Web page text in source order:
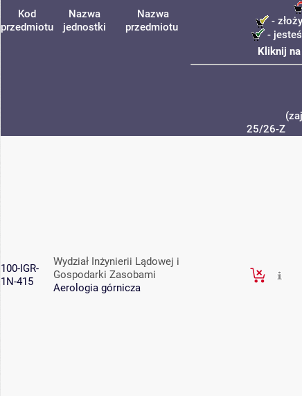
Kod
przedmiotu
Nazwa
jednostki
Nazwa
przedmiotu
-
-
Kliknij
25/26-Z
100-IGR-
1N-415
Wydział Inżynierii Lądowej i
Gospodarki Zasobami
Aerologia górnicza